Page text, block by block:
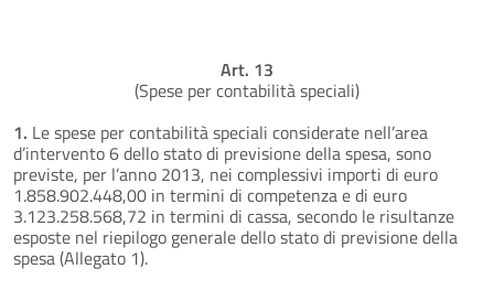
Art. 13
(Spese per contabilità speciali)
1. Le spese per contabilità speciali considerate nell’area
d’intervento 6 dello stato di previsione della spesa, sono
previste, per l’anno 2013, nei complessivi importi di euro
1.858.902.448,00 in termini di competenza e di euro
3.123.258.568,72 in termini di cassa, secondo le risultanze
esposte nel riepilogo generale dello stato di previsione della
spesa (Allegato 1).